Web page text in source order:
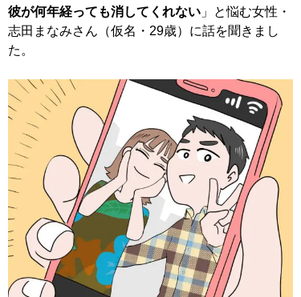
彼が何年経っても消してくれない 」と悩む女性・
志田まなみさん（仮名・29歳）に話を聞きまし
た。